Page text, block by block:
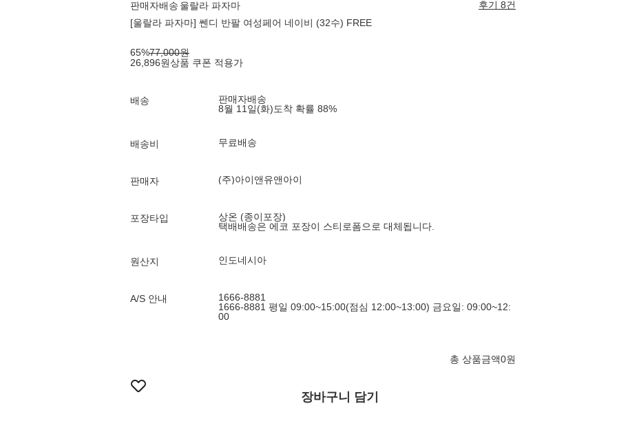
판매자배송 울랄라 파자마
후기 8건
[울랄라 파자마] 쎈디 반팔 여성페어 네이비 (32수) FREE
65%77,000원
26,896원상품 쿠폰 적용가
배송
판매자배송
8월 11일(화)도착 확률 88%
배송비 무료배송
판매자 (주)아이앤유앤아이
포장타입
상온 (종이포장)
택배배송은 에코 포장이 스티로폼으로 대체됩니다.
원산지 인도네시아
A/S 안내
1666-8881
1666-8881 평일 09:00~15:00(점심 12:00~13:00) 금요일: 09:00~12:
00
총 상품금액0원
장바구니 담기